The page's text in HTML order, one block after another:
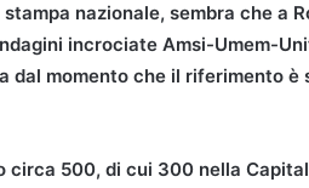
nazionale, sembra che a
incrociate Amsi-Umem-
momento che il riferimento è
circa 500, di cui 300 nella